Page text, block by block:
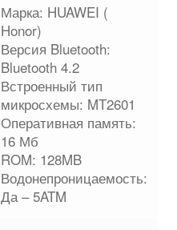
Марка: HUAWEI (
Honor)
Версия Bluetooth:
Bluetooth 4.2
Встроенный тип
микросхемы: MT2601
Оперативная память:
16 Мб
ROM: 128MB
Водонепроницаемость:
Да – 5ATM